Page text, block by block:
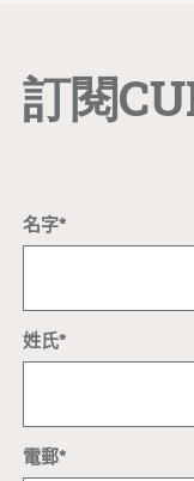
訂閱
名字*
姓氏*
電郵*